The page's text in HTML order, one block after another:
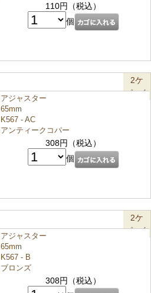
110円（税込）
個
2ケ
パック
アジャスター
65mm
K567 - AC
アンティークコパー
308円（税込）
個
2ケ
パック
アジャスター
65mm
K567 - B
ブロンズ
308円（税込）